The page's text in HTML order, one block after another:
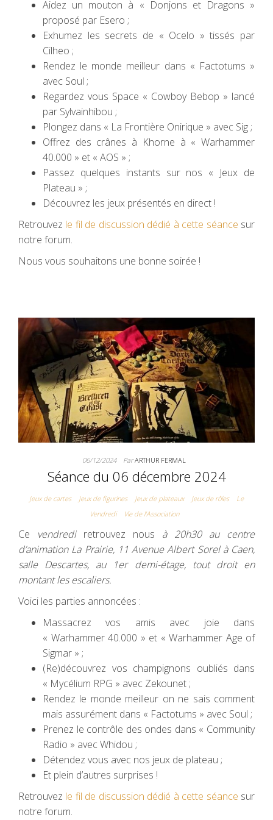
Aidez un mouton à « Donjons et Dragons »
proposé par Esero ;
Exhumez les secrets de « Ocelo » tissés par
Cilheo ;
Rendez le monde meilleur dans « Factotums »
avec Soul ;
Regardez vous Space « Cowboy Bebop » lancé
par Sylvainhibou ;
Plongez dans « La Frontière Onirique » avec Sig ;
Offrez des crânes à Khorne à « Warhammer
40.000 » et « AOS » ;
Passez quelques instants sur nos « Jeux de
Plateau » ;
Découvrez les jeux présentés en direct !
Retrouvez le fil de discussion dédié à cette séance sur
notre forum.
Nous vous souhaitons une bonne soirée !
06/12/2024 ParARTHUR FERMAL
Séance du 06 décembre 2024
Jeux de cartes Jeux de figurines Jeux de plateaux Jeux de rôles
Le
Vendredi
Vie de l'Association
Ce vendredi retrouvez nous à 20h30 au centre
d’animation La Prairie, 11 Avenue Albert Sorel à Caen,
salle Descartes, au 1er demi-étage, tout droit en
montant les escaliers.
Voici les parties annoncées :
Massacrez vos amis avec joie dans
« Warhammer 40.000 » et « Warhammer Age of
Sigmar » ;
(Re)découvrez vos champignons oubliés dans
« Mycélium RPG » avec Zekounet ;
Rendez le monde meilleur on ne sais comment
mais assurément dans « Factotums » avec Soul ;
Prenez le contrôle des ondes dans « Community
Radio » avec Whidou ;
Détendez vous avec nos jeux de plateau ;
Et plein d’autres surprises !
Retrouvez le fil de discussion dédié à cette séance sur
notre forum.